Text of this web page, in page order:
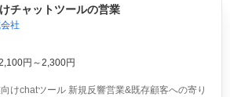
チャットツールの営業
社
円～2,300円
けchatツール 新規反響営業&既存顧客への寄り